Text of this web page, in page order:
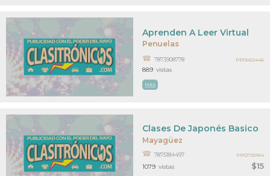
Penuelas
Aprenden A Leer Virtual
7873908778
MAS
889 vistas
PR13452446
Mayagüez
$15
Clases De Japonés Basico
7875184497
1079 vistas
PR12720164